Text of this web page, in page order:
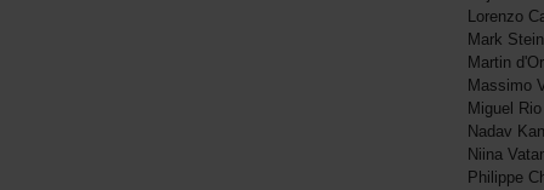
Lorenzo
Mark
Martin
Massimo
Miguel
Nadav
Niina
Philippe